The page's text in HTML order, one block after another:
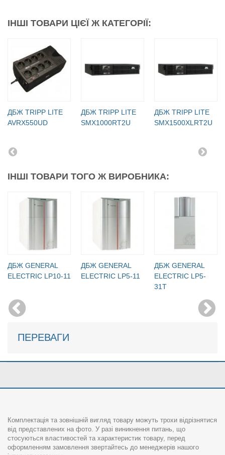
ІНШІ ТОВАРИ ЦІЄЇ Ж КАТЕГОРІЇ:
ДБЖ TRIPP LITE
AVRX550UD
ДБЖ TRIPP LITE
SMX1000RT2U
ДБЖ TRIPP LITE
SMX1500XLRT2U
ІНШІ ТОВАРИ ТОГО Ж ВИРОБНИКА:
ДБЖ GENERAL
ELECTRIC LP10-11
ДБЖ GENERAL
ELECTRIC LP5-11
ДБЖ GENERAL
ELECTRIC LP5-
31T
ПЕРЕВАГИ
Комплектація та зовнішній вигляд товару можуть трохи відрізнятися
від представлених на фото. У разі виникнення питань, що
стосуються властивостей та характеристик товару, перед
оформленням замовлення звертайтесь до менеджерів нашого